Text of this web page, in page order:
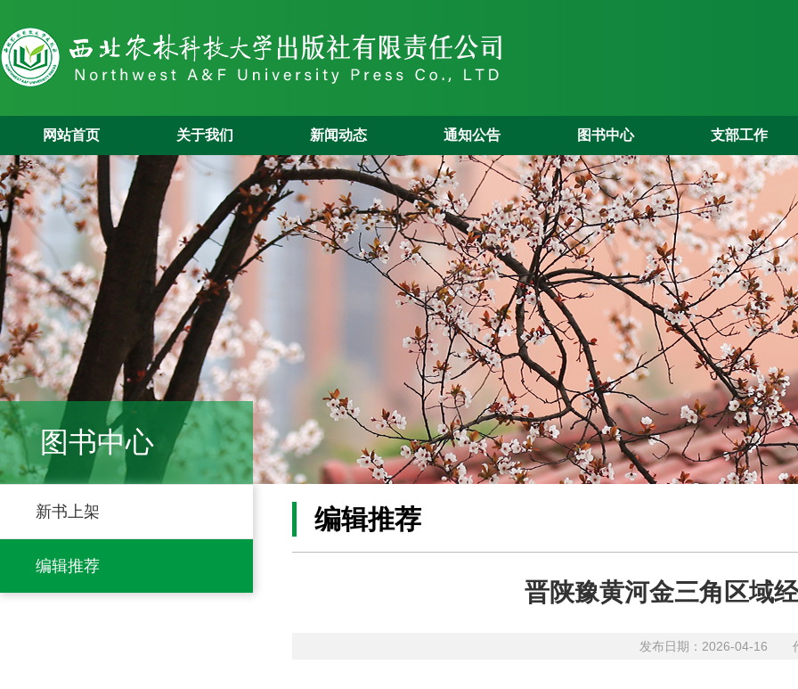
网站首页 关于我们 新闻动态 通知公告 图书中心 支部工作
图书中心
新书上架
编辑推荐
编辑推荐
晋陕豫黄河金三角区域
发布日期：2026-04-16